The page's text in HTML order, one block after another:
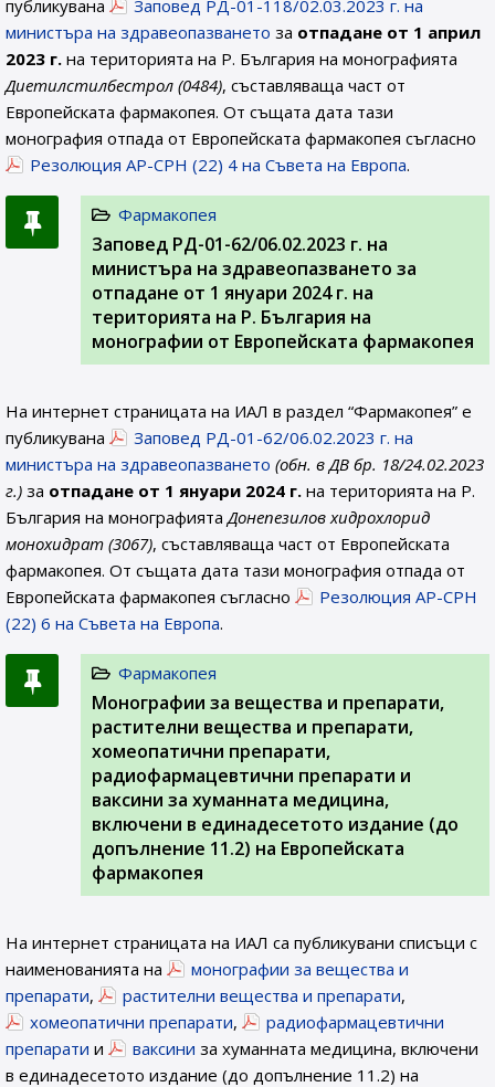
публикувана
Заповед РД-01-118/02.03.2023 г. на
министъра на здравеопазването за отпадане от 1 април
2023 г. на територията на Р. България на монографията
Диетилстилбестрол (0484), съставляваща част от
Европейската фармакопея. От същата дата тази
монография отпада от Европейската фармакопея съгласно
Резолюция AP-CPH (22) 4 на Съвета на Европа.
Фармакопея
Заповед РД-01-62/06.02.2023 г. на
министъра на здравеопазването за
отпадане от 1 януари 2024 г. на
територията на Р. България на
монографии от Европейската фармакопея
На интернет страницата на ИАЛ в раздел “Фармакопея” е
публикувана
Заповед РД-01-62/06.02.2023 г. на
министъра на здравеопазването (обн. в ДВ бр. 18/24.02.2023
г.) за отпадане от 1 януари 2024 г. на територията на Р.
България на монографиятаДонепезилов хидрохлорид
монохидрат (3067), съставляваща част от Европейската
фармакопея. От същата дата тази монография отпада от
Европейската фармакопея съгласно
Резолюция AP-CPH
(22) 6 на Съвета на Европа.
Фармакопея
Монографии за вещества и препарати,
растителни вещества и препарати,
хомеопатични препарати,
радиофармацевтични препарати и
ваксини за хуманната медицина,
включени в единадесетото издание (до
допълнение 11.2) на Европейската
фармакопея
На интернет страницата на ИАЛ са публикувани списъци с
наименованията на
монографии за вещества и
препарати, растителни вещества и препарати,
хомеопатични препарати,
радиофармацевтични
препарати и ваксини за хуманната медицина, включени
в единадесетото издание (до допълнение 11.2) на